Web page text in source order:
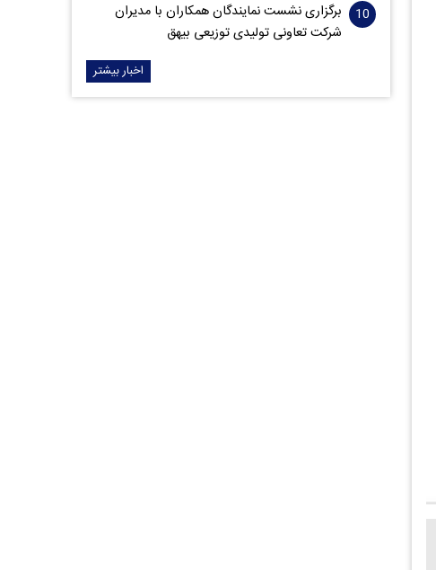
برگزاری نشست نمایندگان همکاران با مدیران
شرکت تعاونی تولیدی توزیعی بیهق
اخبار بیشتر